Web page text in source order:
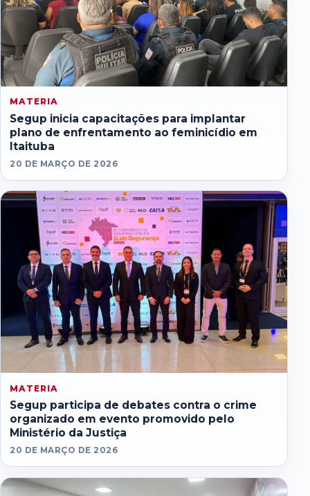
MATERIA
Segup inicia capacitações para implantar
plano de enfrentamento ao feminicídio em
Itaituba
20 DE MARÇO DE 2026
MATERIA
Segup participa de debates contra o crime
organizado em evento promovido pelo
Ministério da Justiça
20 DE MARÇO DE 2026